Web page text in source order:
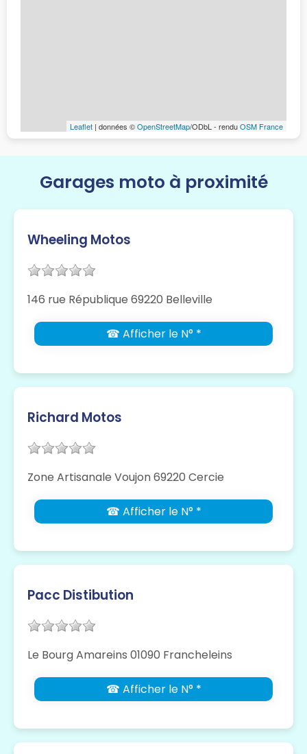
Leaflet | données ©OpenStreetMap/ODbL - renduOSM France
Garages moto à proximité
Wheeling Motos
146 rue République 69220 Belleville
☎ Afficher le N° *
Richard Motos
Zone Artisanale Voujon 69220 Cercie
☎ Afficher le N° *
Pacc Distibution
Le Bourg Amareins 01090 Francheleins
☎ Afficher le N° *